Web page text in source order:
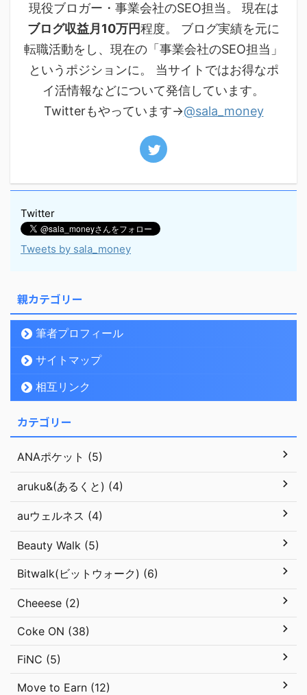
現役ブロガー・事業会社のSEO担当。 現在は
ブログ収益月10万円程度。 ブログ実績を元に
転職活動をし、現在の「事業会社のSEO担当」
というポジションに。 当サイトではお得なポ
イ活情報などについて発信しています。
Twitterもやっています→@sala_money
Twitter
Tweets by sala_money
親カテゴリー
筆者プロフィール
サイトマップ
相互リンク
カテゴリー
ANAポケット (5)
aruku&(あるくと) (4)
auウェルネス (4)
Beauty Walk (5)
Bitwalk(ビットウォーク) (6)
Cheeese (2)
Coke ON (38)
FiNC (5)
Move to Earn (12)